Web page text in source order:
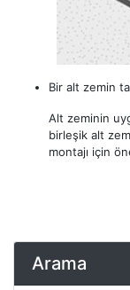
Bir alt zemin
Alt zeminin
birleşik alt
montajı için
Arama